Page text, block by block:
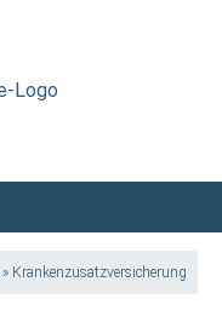
» Krankenzusatzversicherung